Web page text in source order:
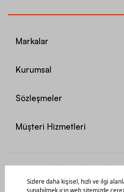
Markalar
Kurumsal
Sözleşmeler
Müşteri Hizmetleri